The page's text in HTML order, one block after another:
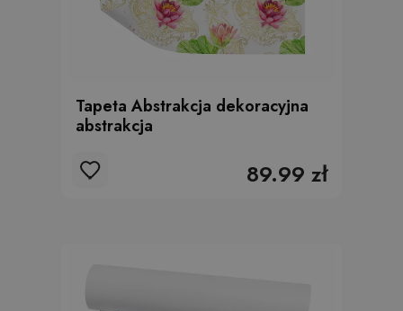
Tapeta Abstrakcja dekoracyjna
abstrakcja
89.99 zł